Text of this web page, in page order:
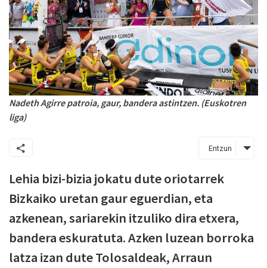
Nadeth Agirre patroia, gaur, bandera astintzen. (Euskotren
liga)
Entzun
Lehia bizi-bizia jokatu dute oriotarrek
Bizkaiko uretan gaur eguerdian, eta
azkenean, sariarekin itzuliko dira etxera,
bandera eskuratuta. Azken luzean borroka
latza izan dute Tolosaldeak, Arraun